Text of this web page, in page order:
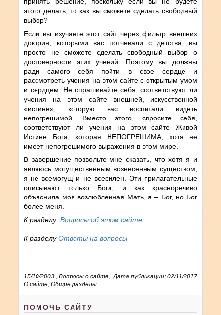
этого делать, то как вы сможете сделать свободный
выбор?
Если вы изучаете этот сайт через фильтр внешних
доктрин, которыми вас потчевали с детства, вы
просто не сможете сделать свободный выбор о
достоверности этих учений. Поэтому вы должны
ради самого себя пойти в свое сердце и
рассмотреть учения на этом сайте с открытым умом
и сердцем. Не спрашивайте себя, соответствуют ли
учения на этом сайте внешней, искусственной
«истине», которую вас воспитали видеть
непогрешимой. Вместо этого, спросите себя,
соответствуют ли учения на этом сайте Живой
Истине Бога, которая НЕПОГРЕШИМА, хотя не
имеет непогрешимого выражения в этом мире.
В завершение позвольте мне сказать, что хотя я и
являюсь могущественным вознесенным существом,
я не всемогущ и не всесилен. Эти прилагательные
описывают только Бога, и как красноречиво
объяснила моя возлюбленная Мать, я – Бог, но Бог
более меня.
К разделуВопросы об этом сайте
К разделуОтветы на вопросы
15/10/2003 Дата публикации: 02/11/2017
,Вопросы о сайте
О сайте ,Общие разделы
ПОМОЧЬ САЙТУ